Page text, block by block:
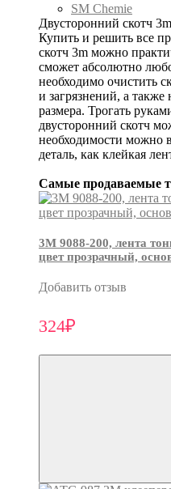
SM Chemie
Двусторонний скотч
Купить и решить все
скотч 3m можно
сможет абсолютно
необходимо очистить
и загрязнений, а также
размера. Трогать
двусторонний скотч
необходимости можно
деталь, как клейкая
Самые продаваемые
3М 9088-200, лента
цвет прозрачный,
Добавить отзыв
324₽